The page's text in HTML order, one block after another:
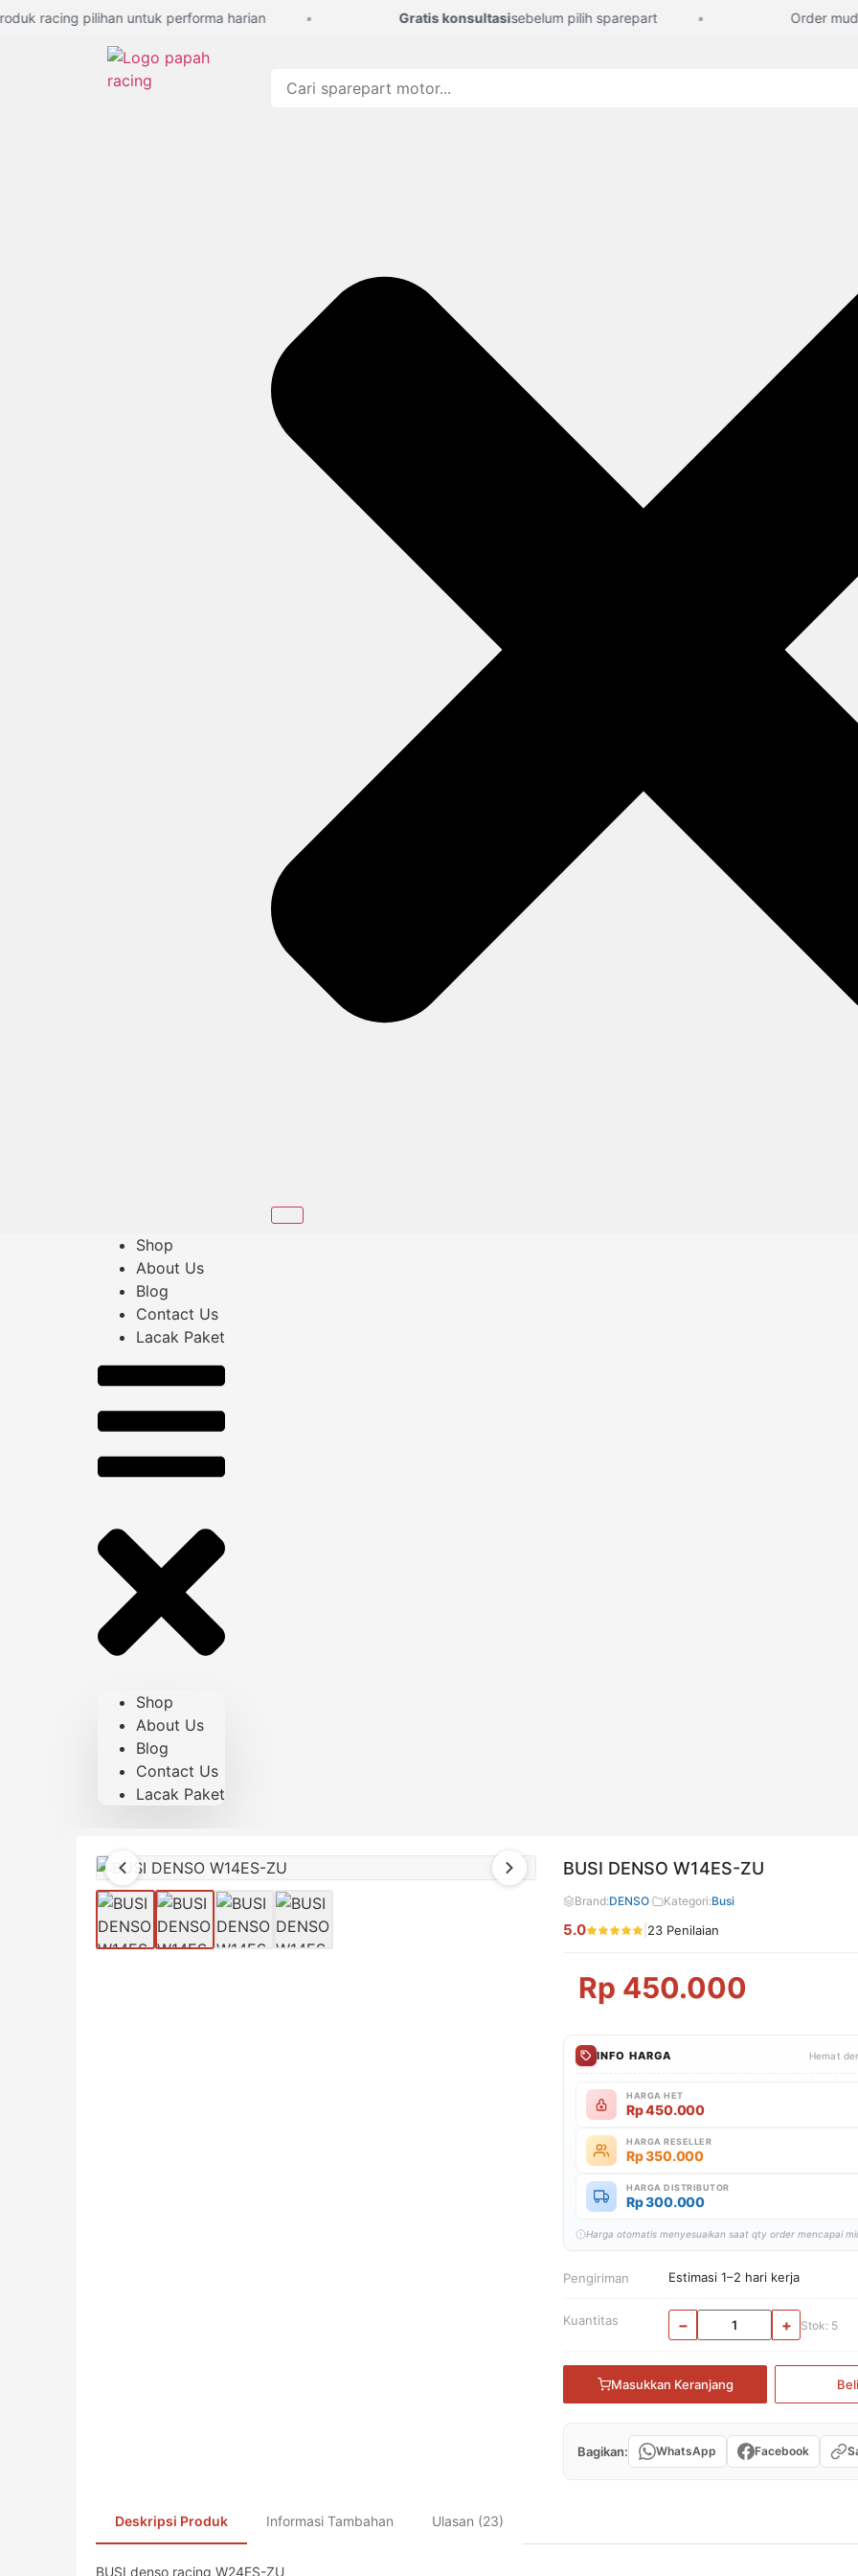
racing pilihan untuk performa harian Gratis konsultasisebelum pilih sparepart Order
Shop
About Us
Blog
Contact Us
Lacak Paket
Shop
About Us
Blog
Contact Us
Lacak Paket
BUSI DENSO W14ES-ZU
Brand:DENSO· Kategori:Busi
5.0 23 Penilaian
Rp 450.000
INFO HARGA Hemat
HARGA HET
Rp450.000
HARGA RESELLER
Rp350.000
HARGA DISTRIBUTOR
Rp300.000
Harga otomatis menyesuaikan saat qty order mencapai
Pengiriman Estimasi 1–2 hari kerja
Kuantitas − + Stok: 5
Masukkan Keranjang
Bagikan: WhatsApp Facebook
Deskripsi Produk Informasi Tambahan Ulasan (23)
BUSI denso racing W24ES-ZU